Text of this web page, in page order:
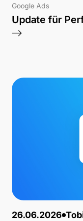
Google Ads
Update für
26.06.2026